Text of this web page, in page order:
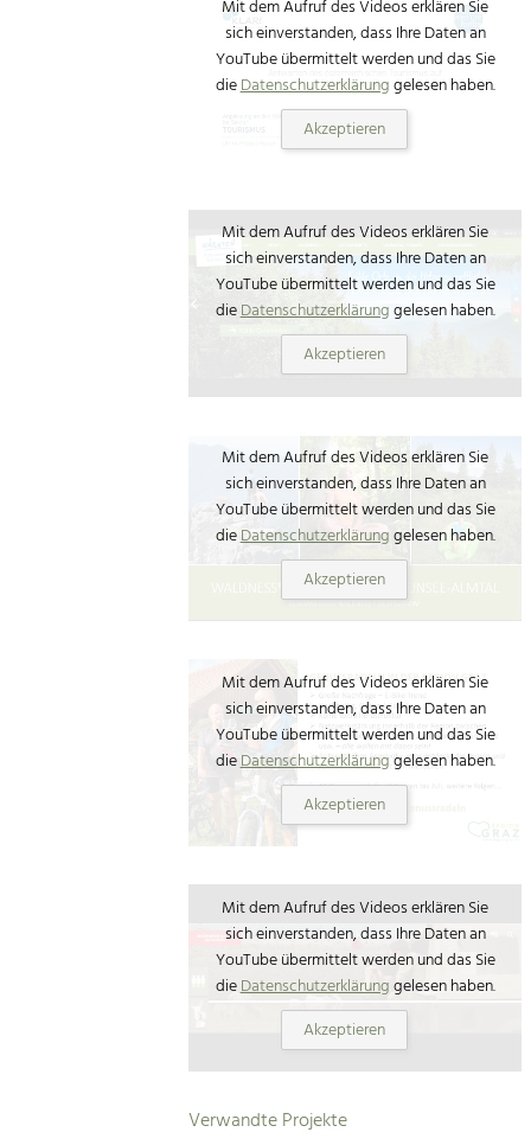
Mit dem Aufruf des Videos erklären Sie
sich einverstanden, dass Ihre Daten an
YouTube übermittelt werden und das Sie
dieDatenschutzerklärunggelesen haben.
Akzeptieren
Mit dem Aufruf des Videos erklären Sie
sich einverstanden, dass Ihre Daten an
YouTube übermittelt werden und das Sie
dieDatenschutzerklärunggelesen haben.
Akzeptieren
Mit dem Aufruf des Videos erklären Sie
sich einverstanden, dass Ihre Daten an
YouTube übermittelt werden und das Sie
dieDatenschutzerklärunggelesen haben.
Akzeptieren
Mit dem Aufruf des Videos erklären Sie
sich einverstanden, dass Ihre Daten an
YouTube übermittelt werden und das Sie
dieDatenschutzerklärunggelesen haben.
Akzeptieren
Mit dem Aufruf des Videos erklären Sie
sich einverstanden, dass Ihre Daten an
YouTube übermittelt werden und das Sie
dieDatenschutzerklärunggelesen haben.
Akzeptieren
Verwandte Projekte